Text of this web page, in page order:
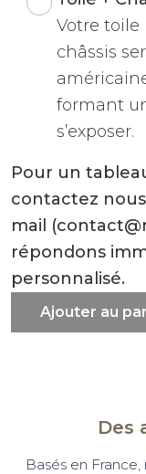
Votre
châssis
formant
s’exposer.
Pour un
contactez nous
mail
répondons
personnalisé.
Ajouter au
Des
Basés en